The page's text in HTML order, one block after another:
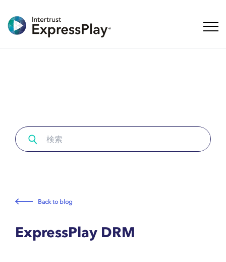
ナビ
Back to blog
ExpressPlay DRM